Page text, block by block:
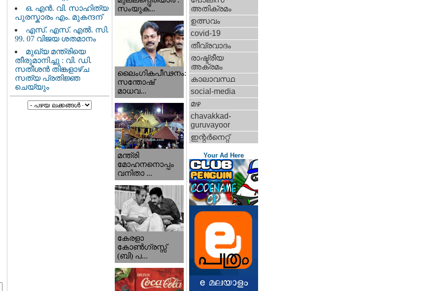
ഒ. എൻ. വി. സാഹിത്യ
പുരസ്കാരം എം. മുകന്ദന്
എസ്. എസ്. എൽ. സി.
99. 07 വിജയ ശതമാനം
മുഖ്യ മന്ത്രിയെ
തീരുമാനിച്ചു : വി. ഡി.
സതീശന്‍ തിങ്കളാഴ്ച
സത്യ പ്രതിജ്ഞ
ചെയ്യും
സംയുക്...
ലൈംഗികപീഢനം:
സന്തോഷ്
മാധവ...
മന്ത്രി
മോഹനനൊപ്പം
വനിതാ ...
കേരളാ
കോണ്‍ഗ്രസ്സ്
(ബി) പ...
അതിക്രമം
ഉത്സവം
covid-19
തീവ്രവാദം
രാഷ്ട്രീയ
അക്രമം
കാലാവസ്ഥ
social-media
മഴ
chavakkad-
guruvayoor
ഇന്റര്‍നെറ്റ്‌
Your Ad Here